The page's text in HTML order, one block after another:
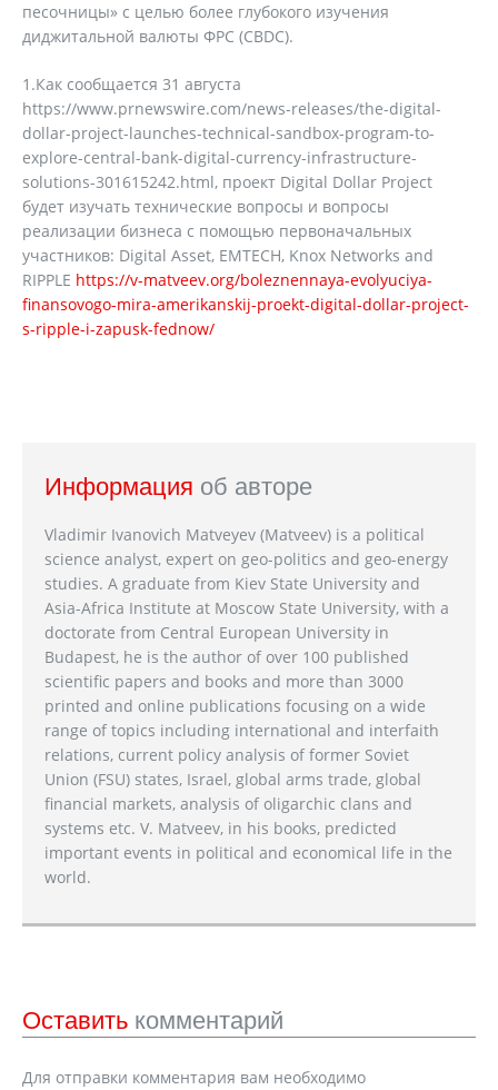
песочницы» с целью более глубокого изучения
диджитальной валюты ФРС (CBDC).
1.Как сообщается 31 августа
https://www.prnewswire.com/news-releases/the-digital-
dollar-project-launches-technical-sandbox-program-to-
explore-central-bank-digital-currency-infrastructure-
solutions-301615242.html, проект Digital Dollar Project
будет изучать технические вопросы и вопросы
реализации бизнеса с помощью первоначальных
участников: Digital Asset, EMTECH, Knox Networks and
RIPPLE https://v-matveev.org/boleznennaya-evolyuciya-
finansovogo-mira-amerikanskij-proekt-digital-dollar-project-
s-ripple-i-zapusk-fednow/
Информация об авторе
Vladimir Ivanovich Matveyev (Matveev) is a political
science analyst, expert on geo-politics and geo-energy
studies. A graduate from Kiev State University and
Asia-Africa Institute at Moscow State University, with a
doctorate from Central European University in
Budapest, he is the author of over 100 published
scientific papers and books and more than 3000
printed and online publications focusing on a wide
range of topics including international and interfaith
relations, current policy analysis of former Soviet
Union (FSU) states, Israel, global arms trade, global
financial markets, analysis of oligarchic clans and
systems etc. V. Matveev, in his books, predicted
important events in political and economical life in the
world.
Оставить комментарий
Для отправки комментария вам необходимо